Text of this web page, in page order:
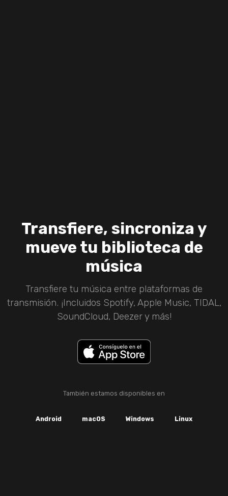
Transfiere, sincroniza y
mueve tu biblioteca de
música
Transfiere tu música entre plataformas de
transmisión. ¡Incluidos Spotify, Apple Music, TIDAL,
SoundCloud, Deezer y más!
También estamos disponibles en
Android macOS Windows Linux